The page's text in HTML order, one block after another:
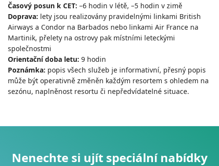
Časový posun k CET: –6 hodin v létě, –5 hodin v zimě
Doprava: lety jsou realizovány pravidelnými linkami British
Airways a Condor na Barbados nebo linkami Air France na
Martinik, přelety na ostrovy pak místními leteckými
společnostmi
Orientační doba letu: 9 hodin
Poznámka: popis všech služeb je informativní, přesný popis
může být operativně změněn každým resortem s ohledem na
sezónu, naplněnost resortu či nepředvídatelné situace.
Nenechte si ujít speciální nabídky